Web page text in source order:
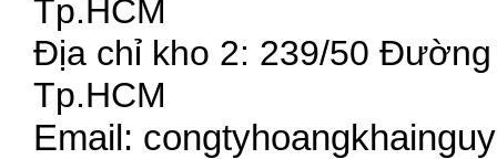
Tp.HCM
Địa chỉ kho 2: 239/50
Tp.HCM
Email: